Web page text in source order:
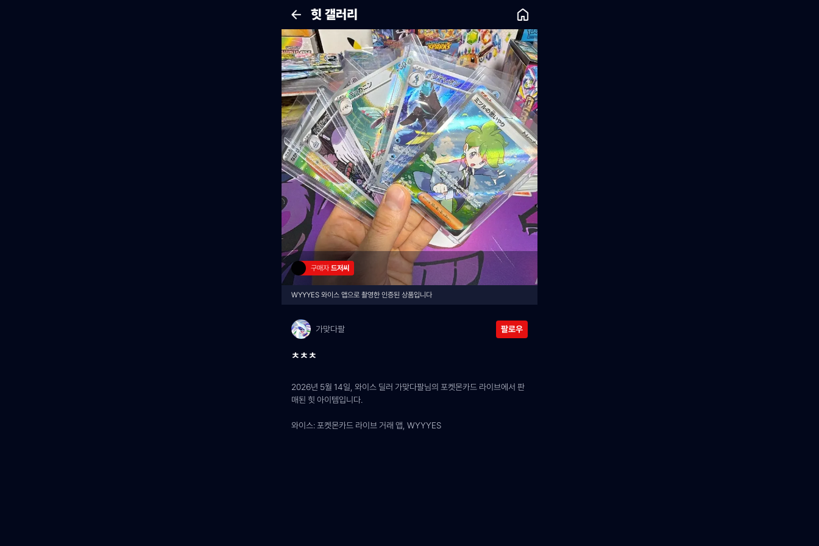
힛 갤러리
구매자 드저씨
WYYYES 와이스 앱으로 촬영한 인증된 상품입니다
가맞다팔 팔로우
ㅊㅊㅊ
2026년 5월 14일, 와이스 딜러 가맞다팔님의 포켓몬카드 라이브에서 판
매된 힛 아이템입니다.
와이스: 포켓몬카드 라이브 거래 앱, WYYYES